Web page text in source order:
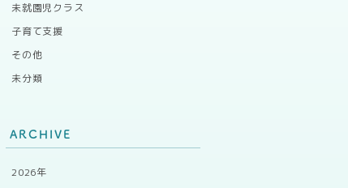
未就園児クラス
子育て支援
その他
未分類
ARCHIVE
2026年